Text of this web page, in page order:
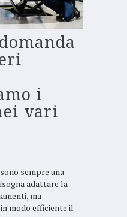
i
vari
sempre una
adattare la
ma
modo efficiente il